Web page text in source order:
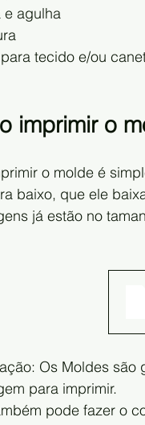
e agulha
tecido e/ou
imprimir o
o molde é
baixo, que ele
já estão no
Os Moldes são
para imprimir.
pode fazer o